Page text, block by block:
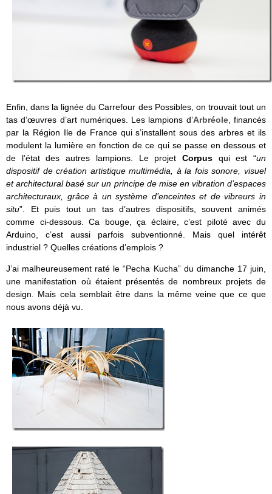
Enfin, dans la lignée du Carrefour des Possibles, on trouvait tout un
tas d’œuvres d’art numériques. Les lampions d’Arbréole, financés
par la Région Ile de France qui s’installent sous des arbres et ils
modulent la lumière en fonction de ce qui se passe en dessous et
de l’état des autres lampions. Le projet Corpus qui est “un
dispositif de création artistique multimédia, à la fois sonore, visuel
et architectural basé sur un principe de mise en vibration d’espaces
architecturaux, grâce à un système d’enceintes et de vibreurs in
situ”. Et puis tout un tas d’autres dispositifs, souvent animés
comme ci-dessous. Ca bouge, ça éclaire, c’est piloté avec du
Arduino, c’est aussi parfois subventionné. Mais quel intérêt
industriel ? Quelles créations d’emplois ?
J’ai malheureusement raté le “Pecha Kucha” du dimanche 17 juin,
une manifestation où étaient présentés de nombreux projets de
design. Mais cela semblait être dans la même veine que ce que
nous avons déjà vu.